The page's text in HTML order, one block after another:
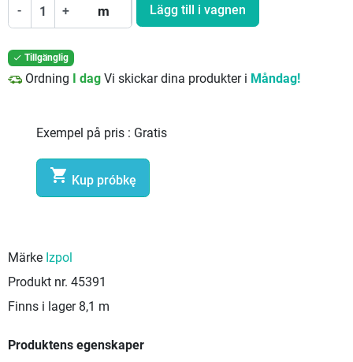
- + m Lägg till i vagnen
 Tillgänglig
Ordning I dag Vi skickar dina produkter i Måndag!
Exempel på pris : Gratis
 Kup próbkę
Märke Izpol
Produkt nr. 45391
Finns i lager 8,1 m
Produktens egenskaper